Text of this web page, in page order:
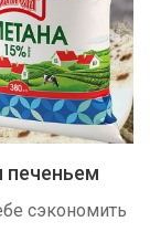
печеньем
сэкономить